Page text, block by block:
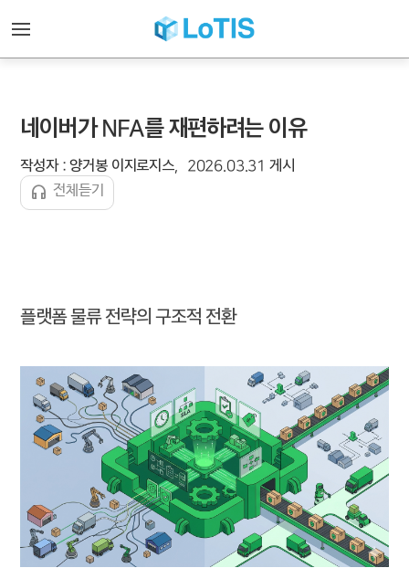
네이버가 NFA를 재편하려는 이유
작성자 : 양거봉 이지로지스 2026.03.31 게시
headphones 전체듣기
플랫폼 물류 전략의 구조적 전환